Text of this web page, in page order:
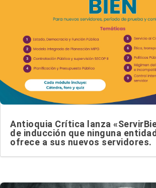
Antioquia Crítica lanza
de inducción que ninguna
ofrece a sus nuevos servidores.